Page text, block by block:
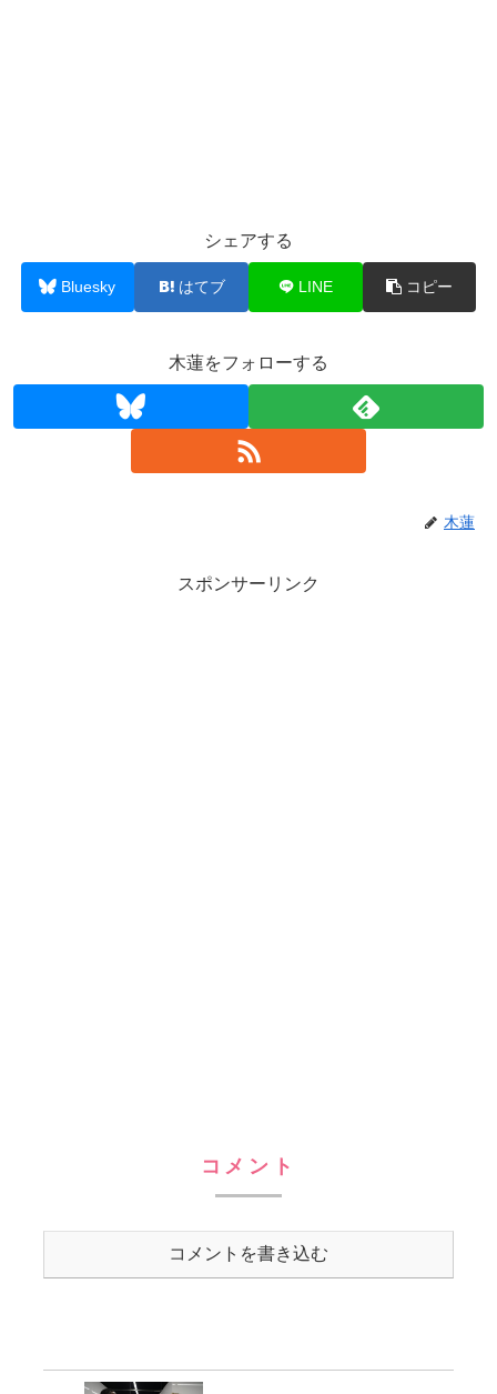
シェアする
Bluesky はてブ LINE コピー
木蓮をフォローする
木蓮
スポンサーリンク
コメント
コメントを書き込む